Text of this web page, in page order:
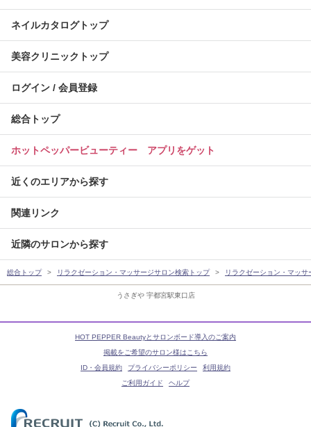
うさぎや 宇都宮駅東口店
ネイルカタログトップ
美容クリニックトップ
ログイン / 会員登録
総合トップ
ホットペッパービューティー アプリをゲット
近くのエリアから探す
関連リンク
近隣のサロンから探す
総合トップ リラクゼーション・マッサージサロン検索トップ リラクゼーション・マッ
HOT PEPPER Beautyとサロンボード導入のご案内
掲載をご希望のサロン様はこちら
ID・会員規約
プライバシーポリシー
利用規約
ご利用ガイド
ヘルプ